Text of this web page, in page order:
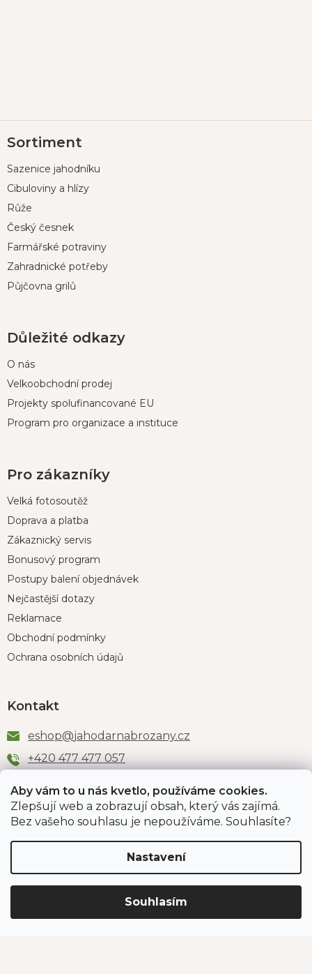
Aby vám to u nás kvetlo, používáme cookies.
Zlepšují web a zobrazují obsah, který vás zajímá.
Bez vašeho souhlasu je nepoužíváme. Souhlasíte?
Nastavení
Souhlasím
á
a
Sortiment
Sazenice jahodníku
Cibuloviny a hlízy
Růže
Český česnek
Farmářské potraviny
Zahradnické potřeby
Půjčovna grilů
Důležité odkazy
O nás
Velkoobchodní prodej
Projekty spolufinancované EU
Program pro organizace a instituce
Pro zákazníky
Velká fotosoutěž
Doprava a platba
Zákaznický servis
Bonusový program
Postupy balení objednávek
Nejčastější dotazy
Reklamace
Obchodní podmínky
Ochrana osobních údajů
Kontakt
eshop@jahodarnabrozany.cz
+420 477 477 057
Odběr newsletteru
PŘIHLÁSIT SE